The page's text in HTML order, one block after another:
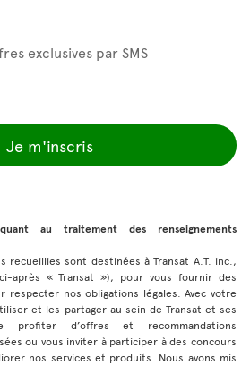
exclusives par SMS
Je m'inscris
au traitement des renseignements
recueillies sont destinées à Transat A.T. inc.,
après « Transat »), pour vous fournir des
nos obligations légales. Avec votre
et les partager au sein de Transat et ses
d’offres et recommandations
ou vous inviter à participer à des concours
nos services et produits. Nous avons mis